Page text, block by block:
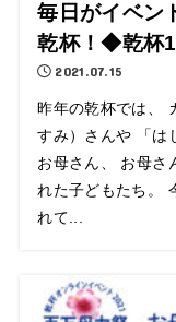
毎日がイベン
乾杯！◆乾杯
2021.07.15
昨年の乾杯では、
すみ）さんや 「は
お母さん、 お母さ
れた子どもたち。
れて...